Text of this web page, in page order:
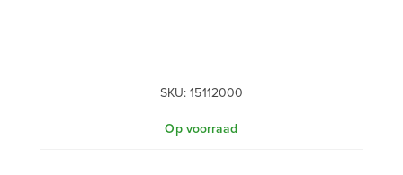
SKU: 15112000
Op voorraad